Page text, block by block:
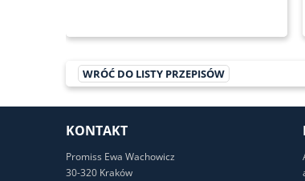
WRÓĆ DO LISTY PRZEPISÓW
KONTAKT
Promiss Ewa Wachowicz
30-320 Kraków